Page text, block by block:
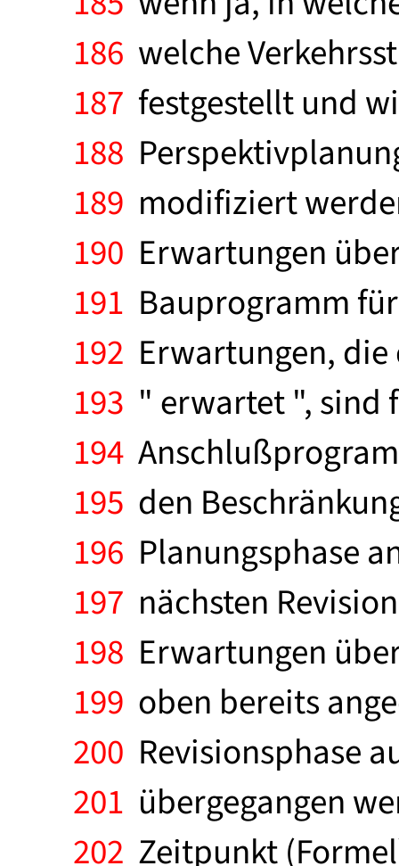
186 welche
187 festgestellt und
188
189 modifiziert
190 Erwartungen
191 Bauprogramm
192 Erwartungen,
193 " erwartet ", sind
194
195 den
196 Planungsphase
197 nächsten
198 Erwartungen
199 oben bereits
200 Revisionsphase
201 übergegangen
202 Zeitpunkt